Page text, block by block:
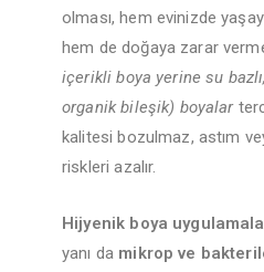
olması, hem evinizde
hem de doğaya zarar
içerikli boya yerine su
organik bileşik) boyalar
kalitesi bozulmaz, astım
riskleri azalır.
Hijyenik boya
yanı da mikrop ve